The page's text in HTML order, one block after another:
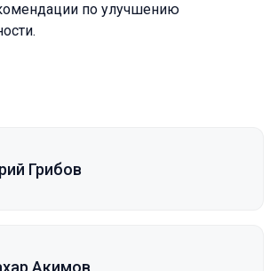
по улучшению
Грибов
Акимов